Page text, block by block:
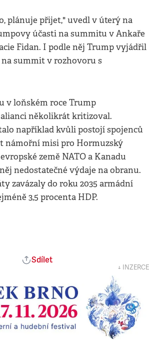
plánuje přijet," uvedl v úterý na
účasti na summitu v Ankaře
Fidan. I podle něj Trump vyjádřil
summit v rozhovoru s
v loňském roce Trump
několikrát kritizoval.
například kvůli postojí spojenců
námořní misi pro Hormuzský
země NATO a Kanadu
nedostatečné výdaje na obranu.
zavázaly do roku 2035 armádní
3,5 procenta HDP.
Sdílet
↓ INZERCE